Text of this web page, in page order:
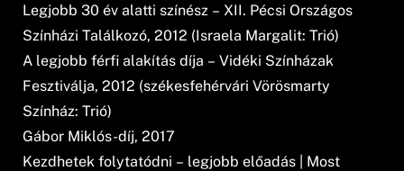
Legjobb 30 év alatti színész – XII. Pécsi Országos
Színházi Találkozó, 2012 (Israela Margalit: Trió)
A legjobb férfi alakítás díja – Vidéki Színházak
Fesztiválja, 2012 (székesfehérvári Vörösmarty
Színház: Trió)
Gábor Miklós-díj, 2017
Kezdhetek folytatódni – legjobb előadás | Most